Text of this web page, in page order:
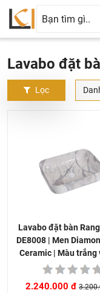
Lavabo đặt
Lọc
Lavabo đặt bàn
DE8008 | Men
Ceramic | Màu trắng
2.240.000 đ